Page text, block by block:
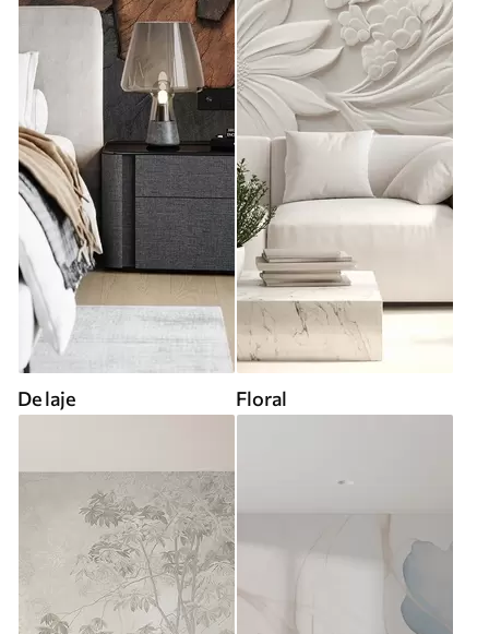
De laje Floral